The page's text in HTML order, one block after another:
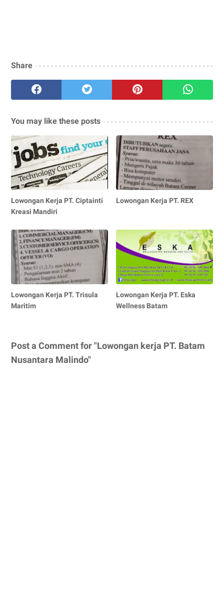
Share
You may like these posts
Lowongan Kerja PT. Ciptainti
Kreasi Mandiri
Lowongan Kerja PT. REX
Lowongan Kerja PT. Trisula
Maritim
Lowongan Kerja PT. Eska
Wellness Batam
Post a Comment for "Lowongan kerja PT. Batam
Nusantara Malindo"